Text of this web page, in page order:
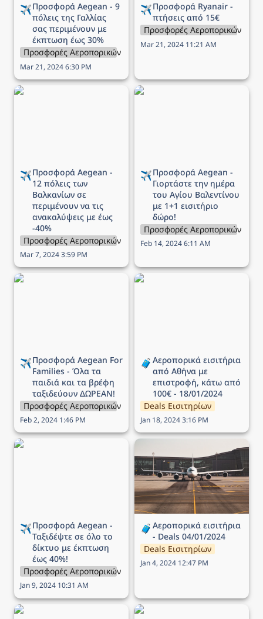
✈️Προσφορά Aegean - 9
πόλεις της Γαλλίας
σας περιμένουν με
έκπτωση έως 30%
Προσφορές Αεροπορικών Εταιρειών
Mar 21, 2024 6:30 PM
✈️Προσφορά Ryanair -
πτήσεις από 15€
Προσφορές Αεροπορικών
Mar 21, 2024 11:21 AM
Προσφορά Aegean - 12
✈️Προσφορά Aegean -
12 πόλεις των
Βαλκανίων σε
περιμένουν να τις
ανακαλύψεις με έως
-40%
Προσφορές Αεροπορικών Εταιρειών
Mar 7, 2024 3:59 PM
Προσφορά Aegean -
✈️
Γιορτάστε την ημέρα
του Αγίου Βαλεντίνου
με 1+1 εισιτήριο
δώρο!
Προσφορές Αεροπορικών
Feb 14, 2024 6:11 AM
Προσφορά Aegean For
✈️Προσφορά Aegean For
Families - Όλα τα
παιδιά και τα βρέφη
ταξιδεύουν ΔΩΡΕΑΝ!
Προσφορές Αεροπορικών Εταιρειών
Feb 2, 2024 1:46 PM
Αεροπορικά εισιτήρια
🧳 Αεροπορικά εισιτήρια
από Αθήνα με
επιστροφή, κάτω από
100€ - 18/01/2024
Deals Εισιτηρίων
Jan 18, 2024 3:16 PM
Προσφορά Aegean -
✈️
Ταξιδέψτε σε όλο το
δίκτυο με έκπτωση
έως 40%!
Προσφορές Αεροπορικών Εταιρειών
Jan 9, 2024 10:31 AM
Αεροπορικά εισιτήρια -
Deals 04/01/2024
🧳 Αεροπορικά εισιτήρια
- Deals 04/01/2024
Deals Εισιτηρίων
Jan 4, 2024 12:47 PM
Προσφορά Aegean -
Προσφορά Aegean -